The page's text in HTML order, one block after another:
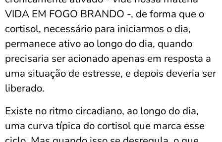
VIDA EM FOGO BRANDO -, de forma que o
cortisol, necessário para iniciarmos o dia,
permanece ativo ao longo do dia, quando
precisaria ser acionado apenas em resposta a
uma situação de estresse, e depois deveria ser
liberado.
Existe no ritmo circadiano, ao longo do dia,
uma curva típica do cortisol que marca esse